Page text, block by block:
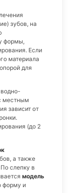
зубов, на
формы,
Если
материала
для
местным
зависит от
(до 2
а также
слепку в
модель
форму и